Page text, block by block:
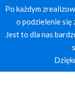
Po każdym
o podzielenie się
Jest to dla nas